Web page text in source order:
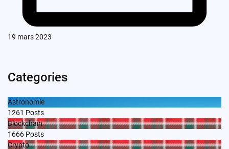
19 mars 2023
Categories
Astronomie
1261 Posts
Blockchain
1666 Posts
Crypto